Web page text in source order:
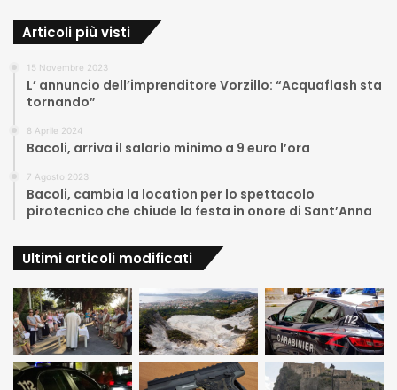
Articoli più visti
15 Novembre 2023
L’ annuncio dell’imprenditore Vorzillo: “Acquaflash sta
tornando”
8 Aprile 2024
Bacoli, arriva il salario minimo a 9 euro l’ora
7 Agosto 2023
Bacoli, cambia la location per lo spettacolo
pirotecnico che chiude la festa in onore di Sant’Anna
Ultimi articoli modificati